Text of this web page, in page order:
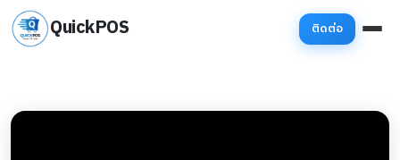
QuickPOS ติดต่อ